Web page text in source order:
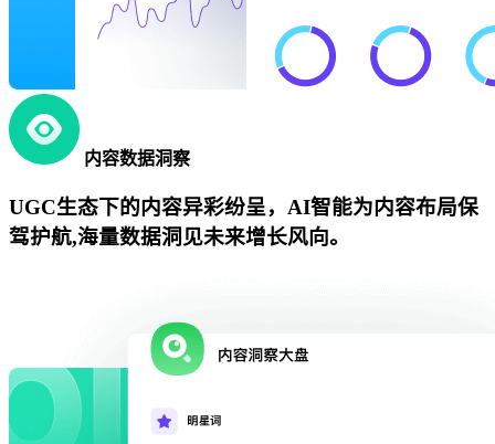
内容数据洞察
UGC生态下的内容异彩纷呈，AI智能为内容布局保
驾护航,海量数据洞见未来增长风向。